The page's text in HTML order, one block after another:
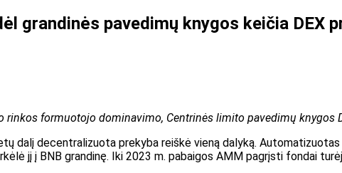
grandinės pavedimų knygos keičia DEX
rinkos formuotojo dominavimo, Centrinės limito pavedimų knygos
dalį decentralizuota prekyba reiškė vieną dalyką.
jį į BNB grandinę. Iki 2023 m. pabaigos AMM pagrįsti fondai